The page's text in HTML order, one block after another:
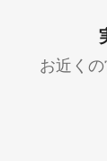
お近く